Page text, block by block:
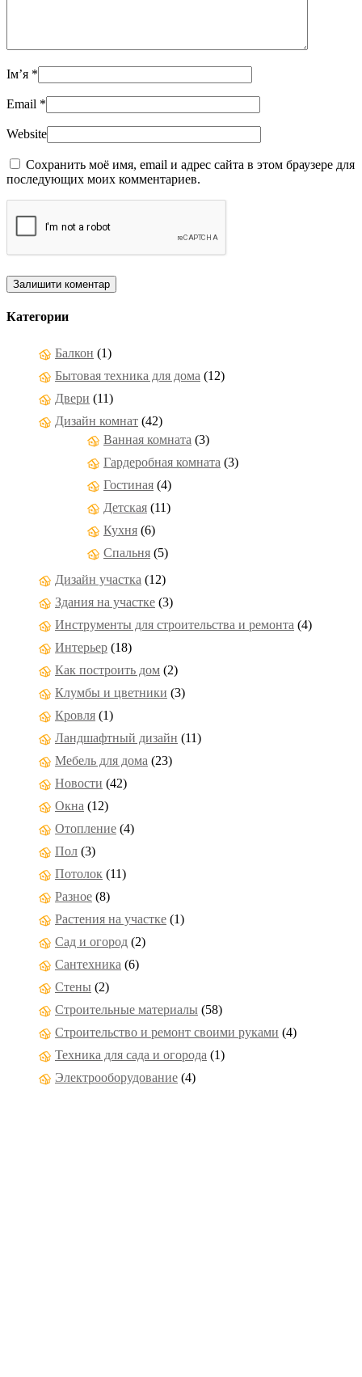
Ім’я *
Email *
Website
Сохранить моё имя, email и адрес сайта в этом браузере для
последующих моих комментариев.
Категории
Балкон (1)
Бытовая техника для дома (12)
Двери (11)
Дизайн комнат (42)
Ванная комната (3)
Гардеробная комната (3)
Гостиная (4)
Детская (11)
Кухня (6)
Спальня (5)
Дизайн участка (12)
Здания на участке (3)
Инструменты для строительства и ремонта (4)
Интерьер (18)
Как построить дом (2)
Клумбы и цветники (3)
Кровля (1)
Ландшафтный дизайн (11)
Мебель для дома (23)
Новости (42)
Окна (12)
Отопление (4)
Пол (3)
Потолок (11)
Разное (8)
Растения на участке (1)
Сад и огород (2)
Сантехника (6)
Стены (2)
Строительные материалы (58)
Строительство и ремонт своими руками (4)
Техника для сада и огорода (1)
Электрооборудование (4)